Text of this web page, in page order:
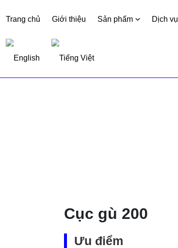
Trang chủ Giới thiệu Sản phẩm Dịch vụ
Cục gù 200
Ưu điểm